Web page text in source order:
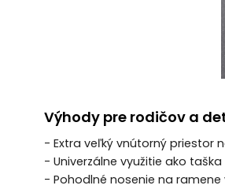
Výhody pre rodičov a
- Extra veľký vnútorný priestor
- Univerzálne využitie ako
- Pohodlné nosenie na